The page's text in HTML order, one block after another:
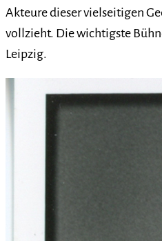
Akteure dieser vielseitigen
vollzieht. Die wichtigste
Leipzig.